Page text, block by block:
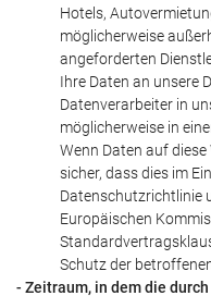
Hotels,
möglicherweise
angeforderten
Ihre Daten an unsere
Datenverarbeiter in
möglicherweise in
Wenn Daten auf
sicher, dass dies im
Datenschutzrichtlinie
Europäischen
Schutz der
- Zeitraum, in dem die